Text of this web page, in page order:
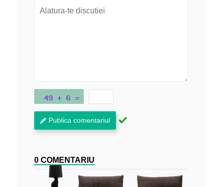
Publica comentariul
0 COMENTARIU